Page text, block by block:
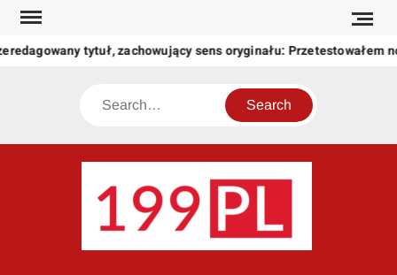
Skip
content
tytuł, zachowujący sens oryginału: Przetestowałem
Search